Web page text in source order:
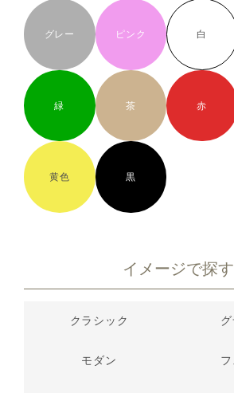
グレー ピンク 白
緑 茶 赤
黄色 黒
イメージで探す
クラシック
モダン